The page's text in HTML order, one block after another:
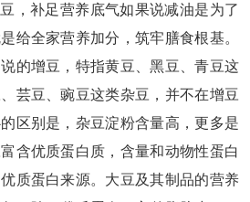
，补足营养底气如果说减油是为了
给全家营养加分，筑牢膳食根基。
的增豆，特指黄豆、黑豆、青豆这
芸豆、豌豆这类杂豆，并不在增豆
区别是，杂豆淀粉含量高，更多是
含优质蛋白质，含量和动物性蛋白
质蛋白来源。大豆及其制品的营养